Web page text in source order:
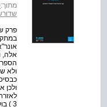
מתוך:70
אלה,
ולא
ולכן
3 ) בולטות שראויות...